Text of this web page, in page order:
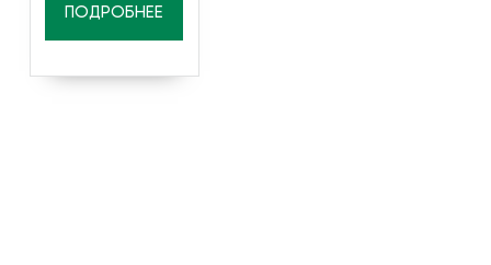
ПОДРОБНЕЕ